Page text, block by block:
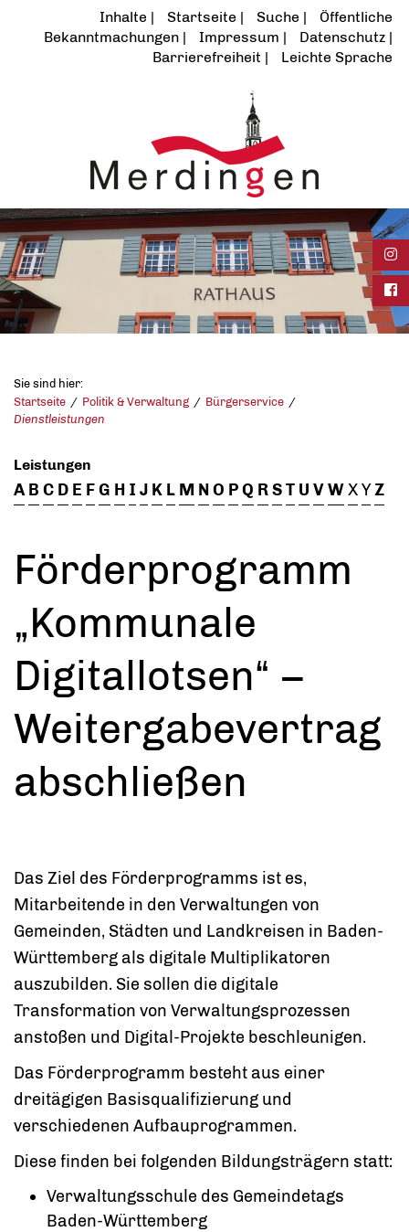
Inhalte Startseite Suche
Öffentliche
Bekanntmachungen
Impressum
Datenschutz
Barrierefreiheit
Leichte Sprache
Sie sind hier:
Startseite
Politik & Verwaltung
Bürgerservice
Dienstleistungen
Leistungen
A B C D E FG H I J K L M NO PQ RST U VWXYZ
Förderprogramm
„Kommunale
Digitallotsen“ –
Weitergabevertrag
abschließen
Das Ziel des Förderprogramms ist es,
Mitarbeitende in den Verwaltungen von
Gemeinden, Städten und Landkreisen in Baden-
Württemberg als digitale Multiplikatoren
auszubilden. Sie sollen die digitale
Transformation von Verwaltungsprozessen
anstoßen und Digital-Projekte beschleunigen.
Das Förderprogramm besteht aus einer
dreitägigen Basisqualifizierung und
verschiedenen Aufbauprogrammen.
Diese finden bei folgenden Bildungsträgern statt:
Verwaltungsschule des Gemeindetags
Baden-Württemberg